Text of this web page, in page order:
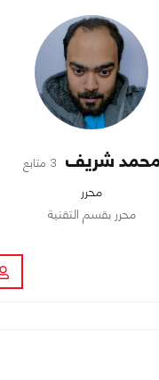
شريف 3 متابع
محرر
محرر بقسم التقنية